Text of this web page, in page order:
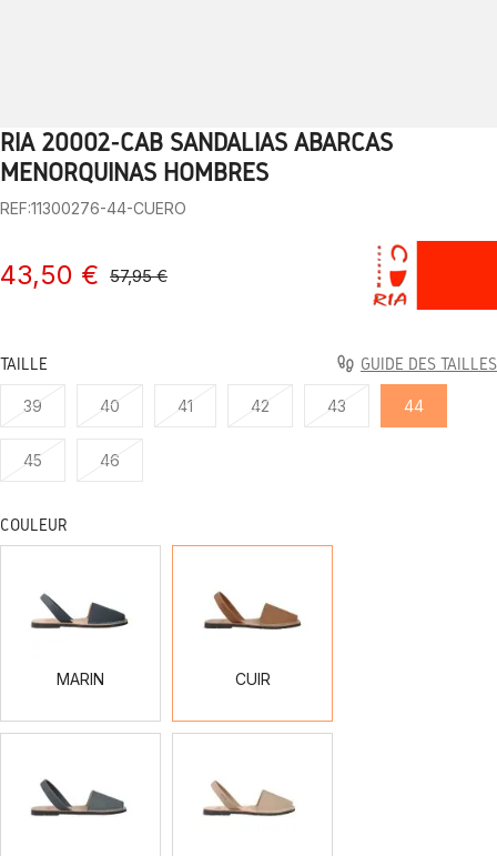
1 2 3 4 5 6 7 8 9
RIA 20002-CAB SANDALIAS ABARCAS
MENORQUINAS HOMBRES
REF:11300276-44-CUERO
43,50 € 57,95 €
TAILLE GUIDE DES TAILLES
39 40 41 42 43 44
45 46
COULEUR
MARIN CUIR